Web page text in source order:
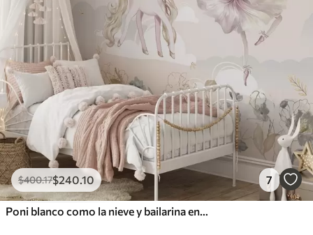
$400.17$240.10 7
Poni blanco como la nieve y bailarina entre flores y nubes